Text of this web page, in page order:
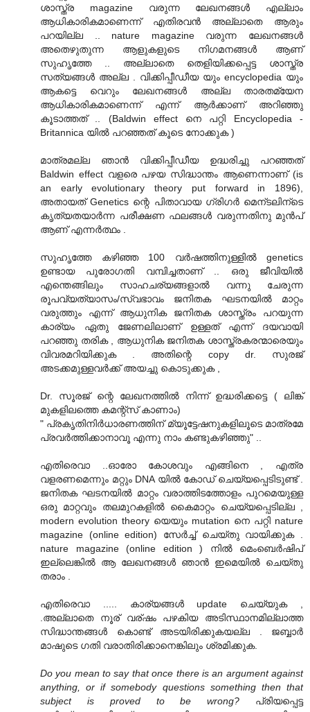
ശാസ്ത്ര magazine വരുന്ന ലേഖനങ്ങള്‍ എല്ലാം
ആധികാരികമാണെന്ന് എതിരവന്‍ അല്ലാതെ ആരും
പറയില്ല .. nature magazine വരുന്ന ലേഖനങ്ങള്‍
അതെഴുതുന്ന ആളുകളുടെ നിഗമനങ്ങള്‍ ആണ്
സുഹൃത്തേ .. അല്ലാതെ തെളിയിക്കപ്പെട്ട ശാസ്ത്ര
സത്യങ്ങള്‍ അല്ല . വിക്കിപ്പീഡീയ യും encyclopedia യും
ആകട്ടെ വെറും ലേഖനങ്ങള്‍ അല്ല താരതമ്യേന
ആധികാരികമാണെന്ന് എന്ന് ആര്‍ക്കാണ് അറിഞ്ഞു
കൂടാത്തത് .. (Baldwin effect നെ പറ്റി Encyclopedia -
Britannica യില്‍ പറഞ്ഞത് കൂടെ നോക്കുക )
മാത്രമല്ല ഞാന്‍ വിക്കിപ്പീഡീയ ഉദ്ധരിച്ചു പറഞ്ഞത്
Baldwin effect വളരെ പഴയ സിദ്ധാന്തം ആണെന്നാണ് (is
an early evolutionary theory put forward in 1896),
അതായത് Genetics ന്റെ പിതാവായ ഗ്രിഗര്‍ മെന്ടലിന്ടെ
കൃത്യതയാര്‍ന്ന പരീക്ഷണ ഫലങ്ങള്‍ വരുന്നതിനു മുന്‍പ്
ആണ് എന്നര്‍ത്ഥം .
സുഹൃത്തേ കഴിഞ്ഞ 100 വര്‍ഷത്തിനുള്ളില്‍ genetics
ഉണ്ടായ പുരോഗതി വമ്പിച്ചതാണ് .. ഒരു ജീവിയില്‍
എന്തെങ്ങിലും സാഹചര്യങ്ങളാൽ വന്നു ചേരുന്ന
രൂപവ്യത്യാസം/സ്വഭാവം ജനിതക ഘടനയില്‍ മാറ്റം
വരുത്തും എന്ന് ആധുനിക ജനിതക ശാസ്ത്രം പറയുന്ന
കാര്യം ഏതു ജേണലിലാണ് ഉള്ളത്‌ എന്ന് ദയവായി
പറഞ്ഞു തരിക , ആധുനിക ജനിതക ശാസ്ത്രകരന്മാരെയും
വിവരമറിയിക്കുക . അതിന്റെ copy dr. സുരജ്
അടക്കമുള്ളവര്‍ക്ക് അയച്ചു കൊടുക്കുക ,
Dr. സൂരജ് ന്റെ ലേഖനത്തില്‍ നിന്ന് ഉദ്ധരിക്കട്ടെ ( ലിങ്ക്
മുകളിലത്തെ കമന്റ്സ് കാണാം)
" പ്രകൃതിനിര്‍ധാരണത്തിന് മ്യൂട്ടേഷനുകളിലൂടെ മാത്രമേ
പ്രവര്‍ത്തിക്കാനാവൂ എന്നു നാം കണ്ടുകഴിഞ്ഞു" ..
എതിരെവാ ..ഓരോ കോശവും എങ്ങിനെ , എത്ര
വളരണമെന്നും മറ്റും DNA യില്‍ കോഡ് ചെയ്യപ്പെടിടുണ്ട് .
ജനിതക ഘടനയില്‍ മാറ്റം വരാത്തിടത്തോളം പുറമെയുള്ള
ഒരു മാറ്റവും തലമുറകളില്‍ കൈമാറ്റം ചെയ്യപ്പെടില്ല ,
modern evolution theory യെയും mutation നെ പറ്റി nature
magazine (online edition) സേര്‍ച്ച്‌ ചെയ്തു വായിക്കുക .
nature magazine (online edition ) നില്‍ മെംബെര്‍ഷിപ്‌
ഇല്ലെങ്കില്‍ ആ ലേഖനങ്ങള്‍ ഞാന്‍ ഇമെയില്‍ ചെയ്തു
തരാം .
എതിരെവാ ..... കാര്യങ്ങള്‍ update ചെയ്യുക ,
.അല്ലാതെ നൂര് വര്ഷം പഴകിയ അടിസ്ഥാനമില്ലാത്ത
സിദ്ധാന്തങ്ങള്‍ കൊണ്ട് അടയിരിക്കുകയല്ല . ജബ്ബാര്‍
മാഷുടെ ഗതി വരാതിരിക്കാനെങ്കിലും ശ്രമിക്കുക.
Do you mean to say that once there is an argument against
anything, or if somebody questions something then that
subject is proved to be wrong? പ്രിയപ്പെട്ട